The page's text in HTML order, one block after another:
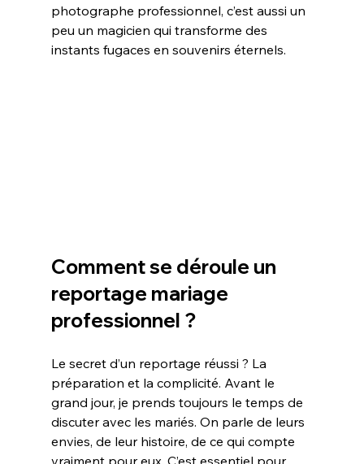
photographe professionnel, c’est aussi un
peu un magicien qui transforme des
instants fugaces en souvenirs éternels.
Comment se déroule un
reportage mariage
professionnel ?
Le secret d’un reportage réussi ? La
préparation et la complicité. Avant le
grand jour, je prends toujours le temps de
discuter avec les mariés. On parle de leurs
envies, de leur histoire, de ce qui compte
vraiment pour eux. C’est essentiel pour